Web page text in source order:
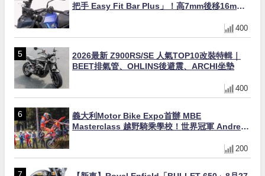
把手 Easy Fit Bar Plus」！高7mm後移16mm
400
2026最新 Z900RS/SE 人氣TOP10改裝特輯｜
BEET排氣管、OHLINS後避震、ARCHI坐墊
400
義大利Motor Bike Expo首辦 MBE
Masterclass 越野騎乘學校！世界冠軍 Andrea
200